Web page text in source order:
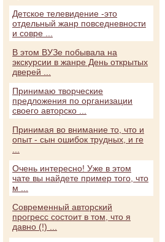
Детское телевидение -это
отдельный жанр повседневности
и совре ...
В этом ВУЗе побывала на
экскурсии в жанре День открытых
дверей ...
Принимаю творческие
предложения по организации
своего авторско ...
Принимая во внимание то, что и
опыт - сын ошибок трудных, и ге
Очень интересно! Уже в этом
чате вы найдете пример того, что
м ...
Современный авторский
прогресс состоит в том, что я
давно (!) ...